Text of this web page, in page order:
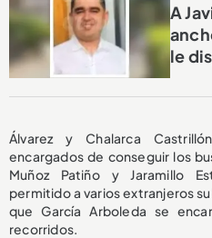
A
le
Álvarez y Chalarca
encargados de conseguir los
Muñoz Patiño y Jaramillo
permitido a varios extranjeros
que García Arboleda se
recorridos.